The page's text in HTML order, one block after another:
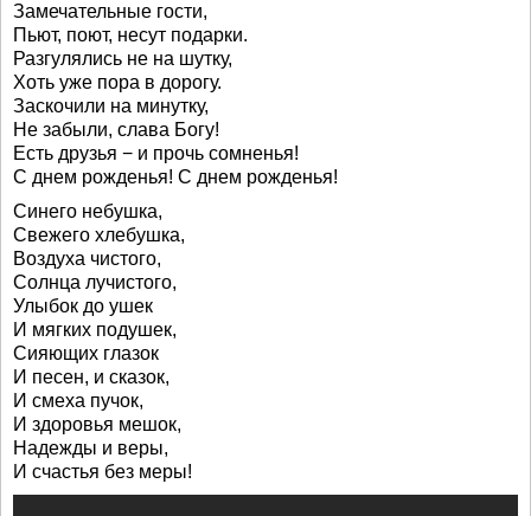
Замечательные гости,
Пьют, поют, несут подарки.
Разгулялись не на шутку,
Хоть уже пора в дорогу.
Заскочили на минутку,
Не забыли, слава Богу!
Есть друзья − и прочь сомненья!
С днем рожденья! С днем рожденья!
Синего небушка,
Свежего хлебушка,
Воздуха чистого,
Солнца лучистого,
Улыбок до ушек
И мягких подушек,
Сияющих глазок
И песен, и сказок,
И смеха пучок,
И здоровья мешок,
Надежды и веры,
И счастья без меры!